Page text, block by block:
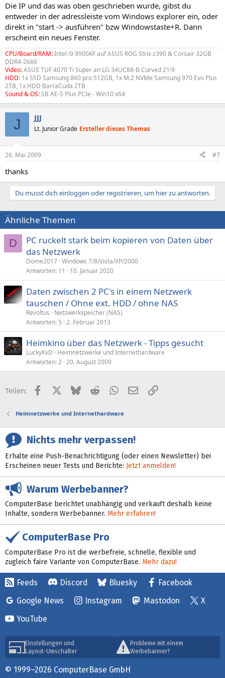
Die IP und das was oben geschrieben wurde, gibst du
entweder in der adressleiste vom Windows explorer ein, oder
direkt in "start -> ausführen" bzw Windowstaste+R. Dann
erscheint ein neues Fenster.
CPU/Board/RAM:Intel i9 9900KF auf ASUS ROG Strix z390 & Corsair 32GB
DDR4-2666
Video:ASUS TUF 4070 Ti Super an LG 34UC88-B Curved 21:9
HDD: 1x SSD Samsung 860 pro 512GB, 1x M.2 NVMe Samsung 970 Evo Plus
2TB, 1x HDD BarraCuda 2TB
Sound & OS:SB AE-5 Plus PCIe - Win10 x64
J JJJ
Lt. Junior Grade Ersteller dieses Themas
26. Mai 2009 #7
thanks
Du musst dich einloggen oder registrieren, um hier zu antworten.
Ähnliche Themen
D
PC ruckelt stark beim kopieren von Daten über
das Netzwerk
Dome2017 Windows 7/8/Vista/XP/2000
Antworten 11 10. Januar 2020
Daten zwischen 2 PC's in einem Netzwerk
tauschen / Ohne ext. HDD / ohne NAS
Revoltus
Netzwerkspeicher (NAS)
Antworten 5 2. Februar 2013
Heimkino über das Netzwerk - Tipps gesucht
LuckyKvD
Heimnetzwerke und Internethardware
Antworten 2 20. August 2009
Teilen: FacebookX (Twitter)
BlueskyRedditWhatsApp
E-MailLink
Heimnetzwerke und Internethardware
Nichts mehr verpassen!
Erhalte eine Push-Benachrichtigung (oder einen Newsletter) bei
Erscheinen neuer Tests und Berichte: Jetzt anmelden!
Warum Werbebanner?
ComputerBase berichtet unabhängig und verkauft deshalb keine
Inhalte, sondern Werbebanner. Mehr erfahren!
ComputerBase Pro
ComputerBase Pro ist die werbefreie, schnelle, flexible und
zugleich faire Variante von ComputerBase. Mehr dazu!
Feeds Discord Bluesky
Facebook
Google News
Instagram Mastodon
X
YouTube
Einstellungen und
Layout-Umschalter
Probleme mit einem
Werbebanner?
© 1999–2026 ComputerBase GmbH